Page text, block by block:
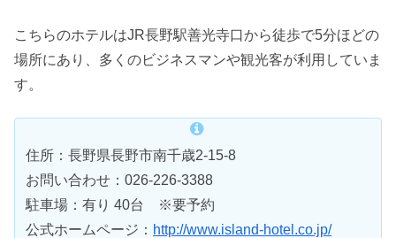
こちらのホテルはJR長野駅善光寺口から徒歩で5分ほどの
場所にあり、多くのビジネスマンや観光客が利用していま
す。
住所：長野県長野市南千歳2-15-8
お問い合わせ：026-226-3388
駐車場：有り 40台 ※要予約
公式ホームページ： http://www.island-hotel.co.jp/